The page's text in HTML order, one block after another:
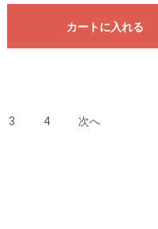
カートに入れる
3 4 次へ